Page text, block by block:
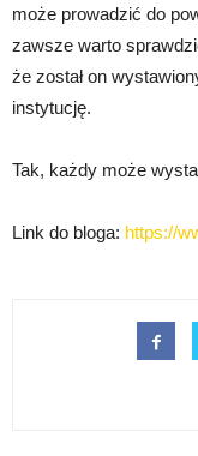
może prowadzić do
zawsze warto
że został on
instytucję.
Tak, każdy może
Link do bloga: https://